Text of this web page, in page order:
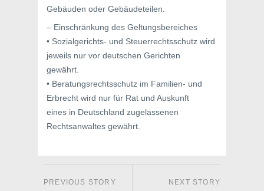
Gebäuden oder Gebäudeteilen.
– Einschränkung des Geltungsbereiches
• Sozialgerichts- und Steuerrechtsschutz wird
jeweils nur vor deutschen Gerichten
gewährt.
• Beratungsrechtsschutz im Familien- und
Erbrecht wird nur für Rat und Auskunft
eines in Deutschland zugelassenen
Rechtsanwaltes gewährt.